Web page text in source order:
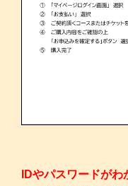
IDやパスワードが